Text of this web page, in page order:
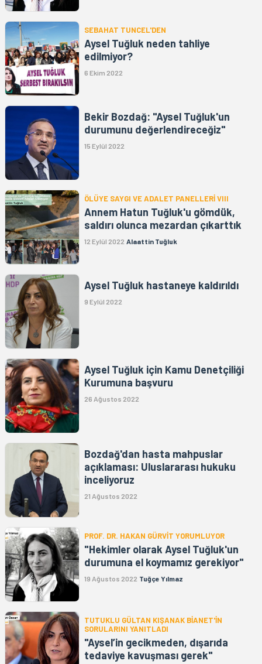
SEBAHAT TUNCEL'DEN
Aysel Tuğluk neden tahliye
edilmiyor?
6 Ekim 2022
Bekir Bozdağ: "Aysel Tuğluk'un
durumunu değerlendireceğiz"
15 Eylül 2022
ÖLÜYE SAYGI VE ADALET PANELLERİ VIII
Annem Hatun Tuğluk'u gömdük,
saldırı olunca mezardan çıkarttık
12 Eylül 2022 Alaattin Tuğluk
Aysel Tuğluk hastaneye kaldırıldı
9 Eylül 2022
Aysel Tuğluk için Kamu Denetçiliği
Kurumuna başvuru
26 Ağustos 2022
Bozdağ'dan hasta mahpuslar
açıklaması: Uluslararası hukuku
inceliyoruz
21 Ağustos 2022
PROF. DR. HAKAN GÜRVİT YORUMLUYOR
"Hekimler olarak Aysel Tuğluk'un
durumuna el koymamız gerekiyor"
19 Ağustos 2022 Tuğçe Yılmaz
TUTUKLU GÜLTAN KIŞANAK BİANET'İN
SORULARINI YANITLADI
"Aysel’in gecikmeden, dışarıda
tedaviye kavuşması gerek"